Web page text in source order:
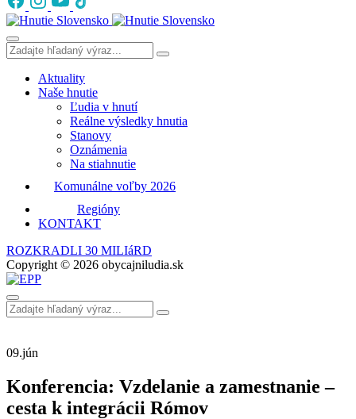
Aktuality
Naše hnutie
Ľudia v hnutí
Reálne výsledky hnutia
Stanovy
Oznámenia
Na stiahnutie
Komunálne voľby 2026
Regióny
KONTAKT
ROZKRADLI 30 MILIáRD
Copyright © 2026 obycajniludia.sk
09.jún
Konferencia: Vzdelanie a zamestnanie –
cesta k integrácii Rómov